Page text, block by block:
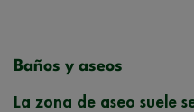
Baños y aseos
La zona de aseo suele